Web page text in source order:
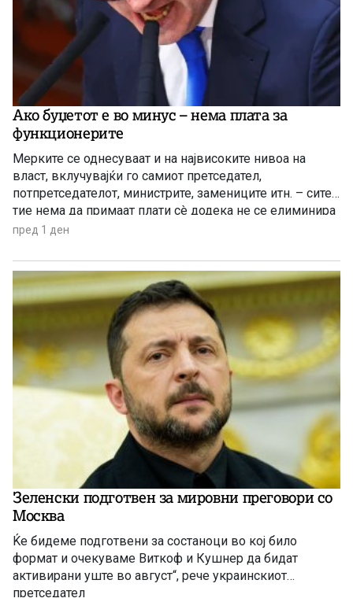
Ако буџетот е во минус – нема плата за
функционерите
Мерките се однесуваат и на највисоките нивоа на
власт, вклучувајќи го самиот претседател,
потпретседателот, министрите, замениците итн. – сите
тие нема да примаат плати сè додека не се елиминира
буџетскиот дефицит
пред 1 ден
Зеленски подготвен за мировни преговори со
Москва
Ќе бидеме подготвени за состаноци во кој било
формат и очекуваме Виткоф и Кушнер да бидат
активирани уште во август“, рече украинскиот
претседател